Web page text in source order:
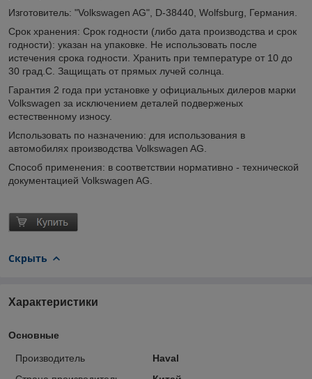
Изготовитель: "Volkswagen AG", D-38440, Wolfsburg, Германия.
Срок хранения: Срок годности (либо дата производства и срок
годности): указан на упаковке. Не использовать после
истечения срока годности. Хранить при температуре от 10 до
30 град.С. Защищать от прямых лучей солнца.
Гарантия 2 года при установке у официальных дилеров марки
Volkswagen за исключением деталей подверженых
естественному износу.
Использовать по назначению: для использования в
автомобилях производства Volkswagen AG.
Способ применения: в соответствии нормативно - технической
документацией Volkswagen AG.
Скрыть
Характеристики
Основные
Производитель
Haval